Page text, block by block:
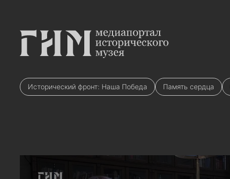
Исторический фронт: Наша Победа Память сердца